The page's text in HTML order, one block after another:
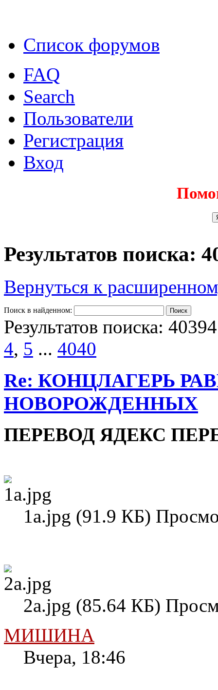
Список форумов
FAQ
Search
Пользователи
Регистрация
Вход
Результатов поиска:
Вернуться к
Поиск в найденном:
Результатов поиска:
4, 5 ... 4040
Re: КОНЦЛАГЕРЬ
НОВОРОЖДЕННЫХ
ПЕРЕВОД ЯДЕКС
1а.jpg (91.9 КБ)
2а.jpg (85.64 КБ)
МИШИНА
Вчера, 18:46